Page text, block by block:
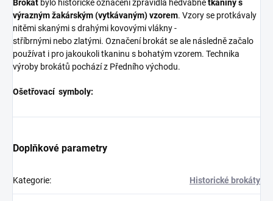
Brokát bylo historické označení zpravidla hedvábnétkaniny s
výrazným žakárským (vytkávaným) vzorem. Vzory se protkávaly
nitěmi skanými s drahými kovovými vlákny -
stříbrnými nebo zlatými. Označení brokát se ale následně začalo
používat i pro jakoukoli tkaninu s bohatým vzorem. Technika
výroby brokátů pochází z Předního východu.
Ošetřovací symboly:
Doplňkové parametry
Kategorie: Historické brokáty